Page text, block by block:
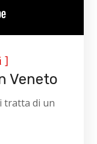
]
Veneto
tratta di un